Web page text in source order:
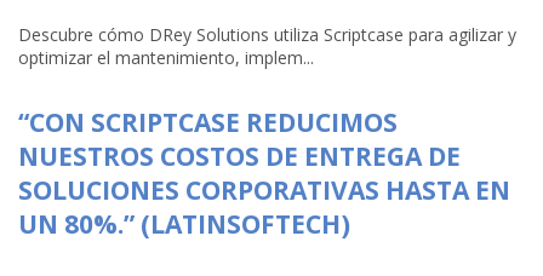
Descubre cómo DRey Solutions utiliza Scriptcase para agilizar y
optimizar el mantenimiento, implem...
“CON SCRIPTCASE REDUCIMOS
NUESTROS COSTOS DE ENTREGA DE
SOLUCIONES CORPORATIVAS HASTA EN
UN 80%.” (LATINSOFTECH)